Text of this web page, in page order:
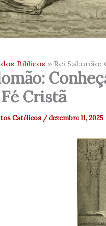
Bíblicos Rei
Cristã
Católicos /dezembro 11, 2025